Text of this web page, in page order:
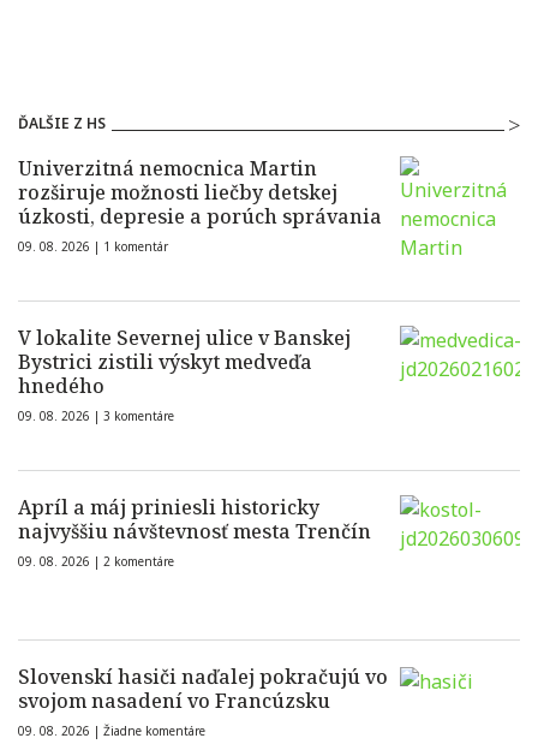
ĎALŠIE Z HS
Univerzitná nemocnica Martin
rozširuje možnosti liečby detskej
úzkosti, depresie a porúch správania
09. 08. 2026 | 1 komentár
V lokalite Severnej ulice v Banskej
Bystrici zistili výskyt medveďa
hnedého
09. 08. 2026 | 3 komentáre
Apríl a máj priniesli historicky
najvyššiu návštevnosť mesta Trenčín
09. 08. 2026 | 2 komentáre
Slovenskí hasiči naďalej pokračujú vo
svojom nasadení vo Francúzsku
09. 08. 2026 | Žiadne komentáre